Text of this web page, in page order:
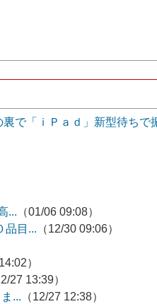
で「ｉＰａｄ」新型待ちで
... （01/06 09:08）
品目... （12/30 09:06）
）
27 13:39）
... （12/27 12:38）